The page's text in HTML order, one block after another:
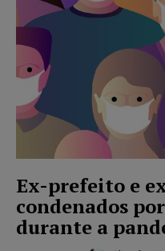
Ex-prefeito e
condenados
durante a